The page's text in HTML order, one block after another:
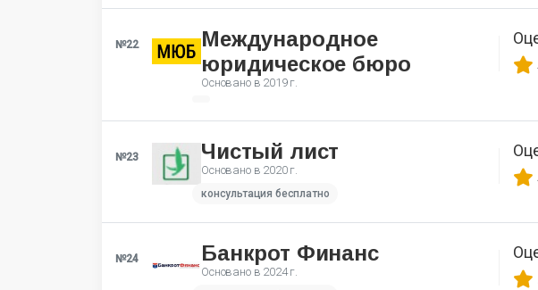
№22
Международное
юридическое бюро
Основано в 2019 г.
№23 Чистый лист
Основано в 2020 г.
консультация бесплатно
№24 Банкрот Финанс
Основано в 2024 г.